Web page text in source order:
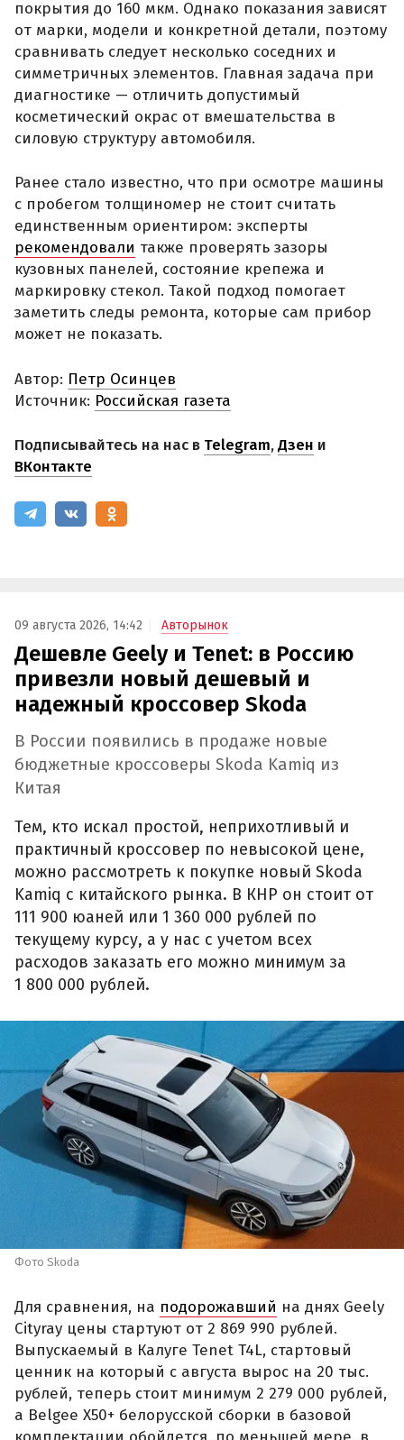
покрытия до 160 мкм. Однако показания зависят
от марки, модели и конкретной детали, поэтому
сравнивать следует несколько соседних и
симметричных элементов. Главная задача при
диагностике — отличить допустимый
косметический окрас от вмешательства в
силовую структуру автомобиля.
Ранее стало известно, что при осмотре машины
с пробегом толщиномер не стоит считать
единственным ориентиром: эксперты
рекомендовали также проверять зазоры
кузовных панелей, состояние крепежа и
маркировку стекол. Такой подход помогает
заметить следы ремонта, которые сам прибор
может не показать.
Автор: Петр Осинцев
Источник: Российская газета
Подписывайтесь на нас в Telegram,Дзен и
ВКонтакте
09 августа 2026, 14:42 Авторынок
Дешевле Geely и Tenet: в Россию
привезли новый дешевый и
надежный кроссовер Skoda
В России появились в продаже новые
бюджетные кроссоверы Skoda Kamiq из
Китая
Тем, кто искал простой, неприхотливый и
практичный кроссовер по невысокой цене,
можно рассмотреть к покупке новый Skoda
Kamiq с китайского рынка. В КНР он стоит от
111 900 юаней или 1 360 000 рублей по
текущему курсу, а у нас с учетом всех
расходов заказать его можно минимум за
1 800 000 рублей.
Фото Skoda
Для сравнения, на подорожавший на днях Geely
Cityray цены стартуют от 2 869 990 рублей.
Выпускаемый в Калуге Tenet T4L, стартовый
ценник на который с августа вырос на 20 тыс.
рублей, теперь стоит минимум 2 279 000 рублей,
а Belgee X50+ белорусской сборки в базовой